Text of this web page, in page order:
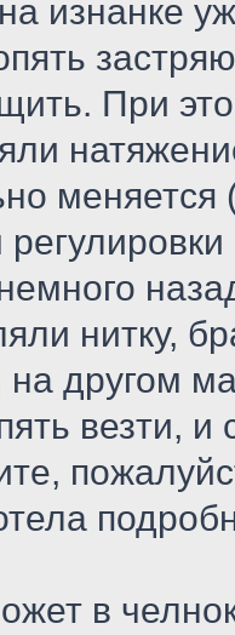
изнанке
При
нитку,
на другом
везти,
в